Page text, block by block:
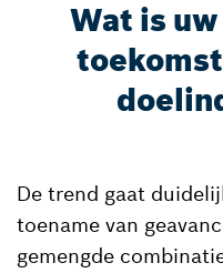
Wat is
De trend gaat
toename van
gemengde